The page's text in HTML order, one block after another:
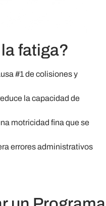
fatiga?
#1 de colisiones y
la capacidad de
motricidad fina que se
errores administrativos